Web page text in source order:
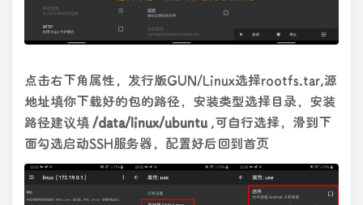
点击右下角属性，发行版GUN/Linux选择rootfs.tar,源
地址填你下载好的包的路径，安装类型选择目录，安装
路径建议填 /data/linux/ubuntu ,可自行选择，滑到下
面勾选启动SSH服务器，配置好后回到首页